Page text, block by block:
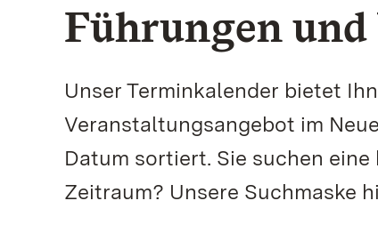
Führungen
Unser Terminkalender bietet
Veranstaltungsangebot im
Datum sortiert. Sie suchen
Zeitraum? Unsere Suchmaske